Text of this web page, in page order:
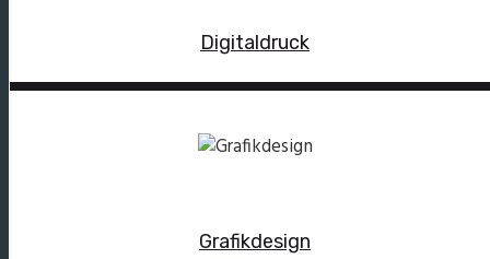
Digitaldruck
Grafikdesign